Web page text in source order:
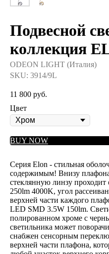
Подвесной
коллекция
ODEON LIGHT (Италия)
SKU: 3914/9L
11 800 руб.
Цвет
BUY NOW
Серия Elon - стильная
содержимым! Внизу
стеклянную линзу
250lm 4000K, угол
верхней части каждого
LED SMD 3.5W 150lm.
полированном хроме c
светильника может
снабжен сенсорным
верхней части плафона,